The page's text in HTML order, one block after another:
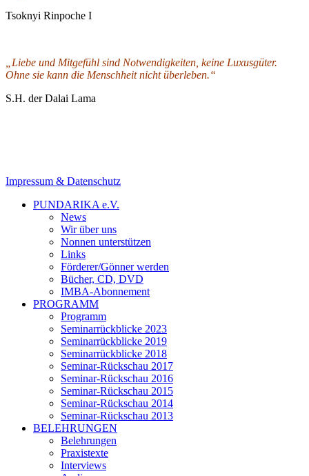
Tsoknyi Rinpoche I
„Liebe und Mitgefühl sind Notwendigkeiten, keine Luxusgüter.
Ohne sie kann die Menschheit nicht überleben.“
S.H. der Dalai Lama
Impressum & Datenschutz
PUNDARIKA e.V.
News
Wir über uns
Nonnen unterstützen
Links
Förderer/Gönner werden
Bücher, CD, DVD
IMBA-Abonnement
PROGRAMM
Programm
Seminarrückblicke 2023
Seminarrückblicke 2019
Seminarrückblicke 2018
Seminar-Rückschau 2017
Seminar-Rückschau 2016
Seminar-Rückschau 2015
Seminar-Rückschau 2014
Seminar-Rückschau 2013
BELEHRUNGEN
Belehrungen
Praxistexte
Interviews